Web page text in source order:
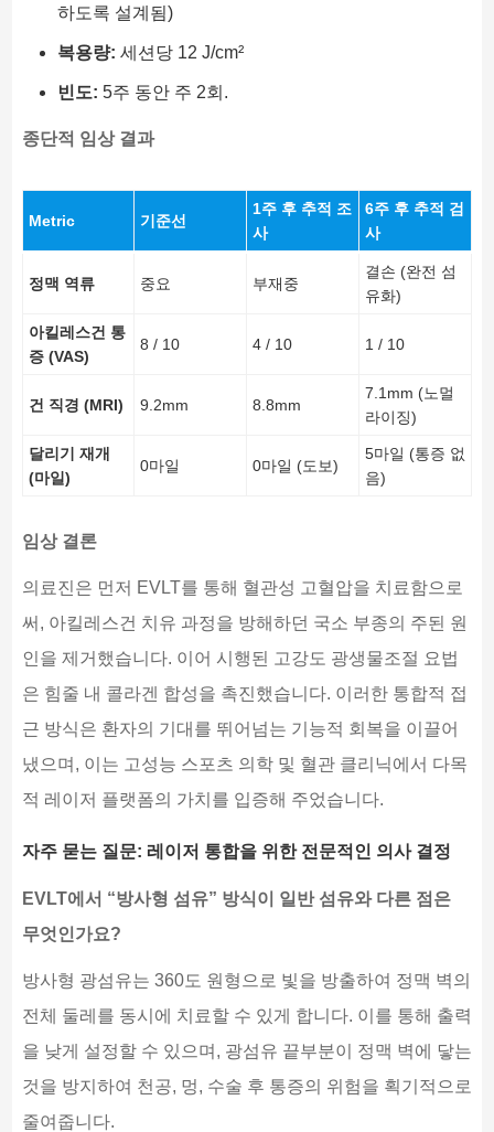
하도록 설계됨)
복용량: 세션당 12 J/cm²
빈도: 5주 동안 주 2회.
종단적 임상 결과
Metric 기준선
1주 후 추적 조
사
6주 후 추적 검
사
정맥 역류 중요 부재중
결손 (완전 섬
유화)
아킬레스건 통
증 (VAS)
8 / 10 4 / 10 1 / 10
건 직경 (MRI) 9.2mm 8.8mm
7.1mm (노멀
라이징)
달리기 재개
(마일)
0마일 0마일 (도보)
5마일 (통증 없
음)
임상 결론
의료진은 먼저 EVLT를 통해 혈관성 고혈압을 치료함으로
써, 아킬레스건 치유 과정을 방해하던 국소 부종의 주된 원
인을 제거했습니다. 이어 시행된 고강도 광생물조절 요법
은 힘줄 내 콜라겐 합성을 촉진했습니다. 이러한 통합적 접
근 방식은 환자의 기대를 뛰어넘는 기능적 회복을 이끌어
냈으며, 이는 고성능 스포츠 의학 및 혈관 클리닉에서 다목
적 레이저 플랫폼의 가치를 입증해 주었습니다.
자주 묻는 질문: 레이저 통합을 위한 전문적인 의사 결정
EVLT에서 “방사형 섬유” 방식이 일반 섬유와 다른 점은
무엇인가요?
방사형 광섬유는 360도 원형으로 빛을 방출하여 정맥 벽의
전체 둘레를 동시에 치료할 수 있게 합니다. 이를 통해 출력
을 낮게 설정할 수 있으며, 광섬유 끝부분이 정맥 벽에 닿는
것을 방지하여 천공, 멍, 수술 후 통증의 위험을 획기적으로
줄여줍니다.